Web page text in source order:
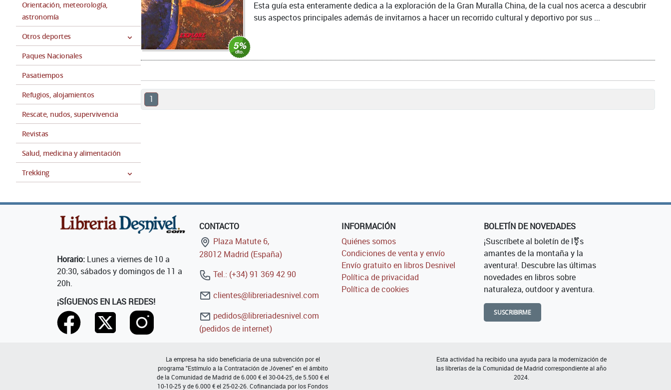
Orientación, meteorología,
astronomía
Otros deportes
Paques Nacionales
Pasatiempos
Refugios, alojamientos
Rescate, nudos, supervivencia
Revistas
Salud, medicina y alimentación
Trekking
Esta guía esta enteramente dedica a la exploración de la Gran Muralla China, de la cual nos acerca a descubrir
sus aspectos principales además de invitarnos a hacer un recorrido cultural y deportivo por sus ...
1
Horario: Lunes a viernes de 10 a
20:30, sábados y domingos de 11 a
20h.
¡SÍGUENOS EN LAS REDES!
CONTACTO
Plaza Matute 6,
28012 Madrid (España)
Tel.: (+34) 91 369 42 90
clientes@libreriadesnivel.com
pedidos@libreriadesnivel.com
(pedidos de internet)
INFORMACIÓN
Quiénes somos
Condiciones de venta y envío
Envío gratuito en libros Desnivel
Política de privacidad
Política de cookies
BOLETÍN DE NOVEDADES
¡Suscríbete al boletín de l⚧s
amantes de la montaña y la
aventura!. Descubre las últimas
novedades en libros sobre
naturaleza, outdoor y aventura.
SUSCRIBIRME
La empresa ha sido beneficiaria de una subvención por el
programa "Estímulo a la Contratación de Jóvenes" en el ámbito
de la Comunidad de Madrid de 6.000 € el 30-04-25, de 5.500 € el
10-10-25 y de 6.000 € el 25-02-26. Cofinanciada por los Fondos
Esta actividad ha recibido una ayuda para la modernización de
las librerías de la Comunidad de Madrid correspondiente al año
2024.